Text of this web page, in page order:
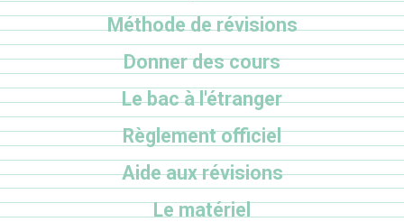
Méthode de révisions
Donner des cours
Le bac à l'étranger
Règlement officiel
Aide aux révisions
Le matériel